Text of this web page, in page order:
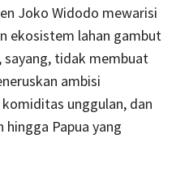
Joko Widodo mewarisi
ekosistem lahan gambut
sayang, tidak membuat
ambisi
unggulan, dan
hingga Papua yang